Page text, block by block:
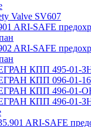
Valve SV607
ARI-SAFE
ARI-SAFE
КПП 495-01-
КПП 096-01-
КПП 496-01-
КПП 496-01-
ARI-SAFE